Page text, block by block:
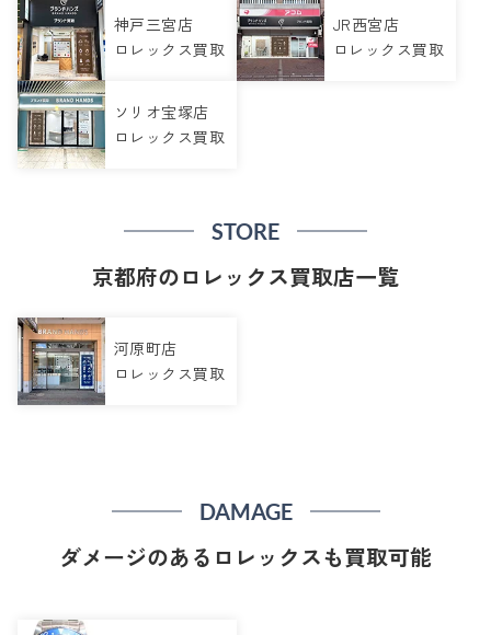
神戸三宮店
ロレックス買取
JR西宮店
ロレックス買取
ソリオ宝塚店
ロレックス買取
STORE
京都府のロレックス買取店一覧
河原町店
ロレックス買取
DAMAGE
ダメージのあるロレックスも買取可能